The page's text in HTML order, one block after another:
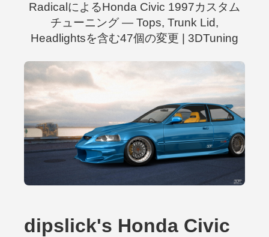
RadicalによるHonda Civic 1997カスタム
チューニング — Tops, Trunk Lid,
Headlightsを含む47個の変更 | 3DTuning
dipslick's Honda Civic